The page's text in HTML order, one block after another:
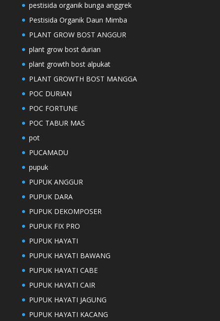
pestisida organik bunga anggrek
Pestisida Organik Daun Mimba
PLANT GROW BOST ANGGUR
plant grow bost durian
plant growth bost alpukat
PLANT GROWTH BOST MANGGA
POC DURIAN
POC FORTUNE
POC TABUR MAS
pot
PUCAMADU
pupuk
PUPUK ANGGUR
PUPUK DARA
PUPUK DEKOMPOSER
PUPUK FIX PRO
PUPUK HAYATI
PUPUK HAYATI BAWANG
PUPUK HAYATI CABE
PUPUK HAYATI CAIR
PUPUK HAYATI JAGUNG
PUPUK HAYATI KACANG